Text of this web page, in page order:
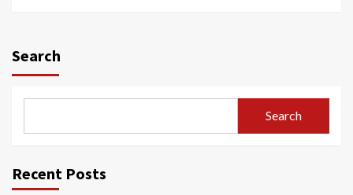
Search
Search
Recent Posts